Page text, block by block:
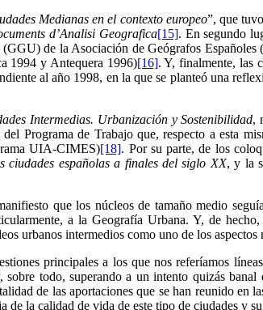
Medianas en el contexto europeo”, que
d’Analisi Geografica[15]. En segundo
de la Asociación de Geógrafos
1994 y Antequera 1996)[16]. Y, finalmente, las
al año 1998, en la que se planteó una
Intermedias. Urbanización y Sostenibilidad,
Programa de Trabajo que, respecto a esta
UIA-CIMES)[18]. Por su parte, de los
ciudades españolas a finales del siglo XX, y la
que los núcleos de tamaño medio
a la Geografía Urbana. Y, de
urbanos intermedios como uno de los
principales a los que nos referíamos
todo, superando a un intento quizás
de las aportaciones que se han reunido en
la calidad de vida de este tipo de ciudades y